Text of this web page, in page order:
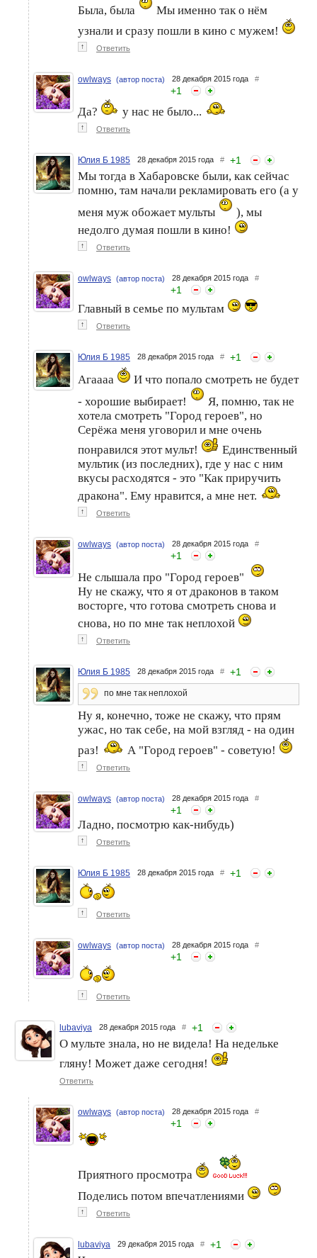
Была, была
Мы именно так о нём
узнали и сразу пошли в кино с мужем!
↑ Ответить
owlways (автор поста) 28 декабря 2015 года #
+1
Да? у нас не было...
↑ Ответить
Юлия Б 1985 28 декабря 2015 года # +1
Мы тогда в Хабаровске были, как сейчас
помню, там начали рекламировать его (а у
меня муж обожает мульты
), мы
недолго думая пошли в кино!
↑ Ответить
owlways (автор поста) 28 декабря 2015 года #
+1
Главный в семье по мультам
↑ Ответить
Юлия Б 1985 28 декабря 2015 года # +1
Агаааа
И что попало смотреть не будет
- хорошие выбирает!
Я, помню, так не
хотела смотреть "Город героев", но
Серёжа меня уговорил и мне очень
понравился этот мульт!
Единственный
мультик (из последних), где у нас с ним
вкусы расходятся - это "Как приручить
дракона". Ему нравится, а мне нет.
↑ Ответить
owlways (автор поста) 28 декабря 2015 года #
+1
Не слышала про "Город героев"
Ну не скажу, что я от драконов в таком
восторге, что готова смотреть снова и
снова, но по мне так неплохой
↑ Ответить
Юлия Б 1985 28 декабря 2015 года # +1
по мне так неплохой
Ну я, конечно, тоже не скажу, что прям
ужас, но так себе, на мой взгляд - на один
раз!
А "Город героев" - советую!
↑ Ответить
owlways (автор поста) 28 декабря 2015 года #
+1
Ладно, посмотрю как-нибудь)
↑ Ответить
Юлия Б 1985 28 декабря 2015 года # +1
↑ Ответить
owlways (автор поста) 28 декабря 2015 года #
+1
↑ Ответить
lubaviya 28 декабря 2015 года # +1
О мульте знала, но не видела! На недельке
гляну! Может даже сегодня!
Ответить
owlways (автор поста) 28 декабря 2015 года #
+1
Приятного просмотра
Поделись потом впечатлениями
↑ Ответить
lubaviya 29 декабря 2015 года # +1